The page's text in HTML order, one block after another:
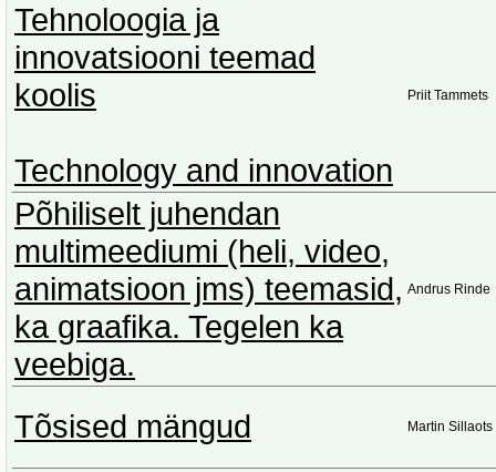
Tehnoloogia ja
innovatsiooni teemad
koolis
Technology and innovation
Priit Tammets
Põhiliselt juhendan
multimeediumi (heli, video,
animatsioon jms) teemasid,
ka graafika. Tegelen ka
veebiga.
Andrus Rinde
Tõsised mängud Martin Sillaots